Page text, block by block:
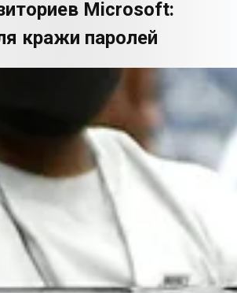
Microsoft:
кражи паролей